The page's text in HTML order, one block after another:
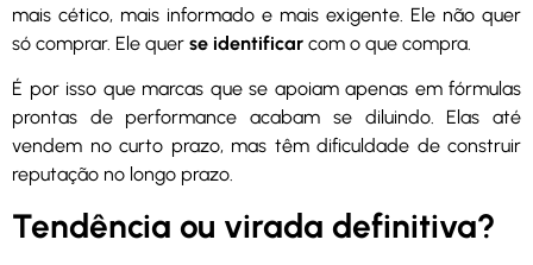
mais cético, mais informado e mais exigente. Ele não quer
só comprar. Ele quer se identificar com o que compra.
É por isso que marcas que se apoiam apenas em fórmulas
prontas de performance acabam se diluindo. Elas até
vendem no curto prazo, mas têm dificuldade de construir
reputação no longo prazo.
Tendência ou virada definitiva?